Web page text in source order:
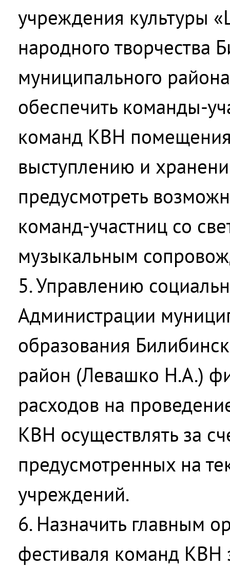
учреждения культуры
народного творчества
муниципального
обеспечить команды-
команд КВН
выступлению и
предусмотреть
команд-участниц со
музыкальным
5. Управлению
Администрации
образования
район (Левашко Н.А.)
расходов на
КВН осуществлять за
предусмотренных на
учреждений.
6. Назначить главным
фестиваля команд КВН